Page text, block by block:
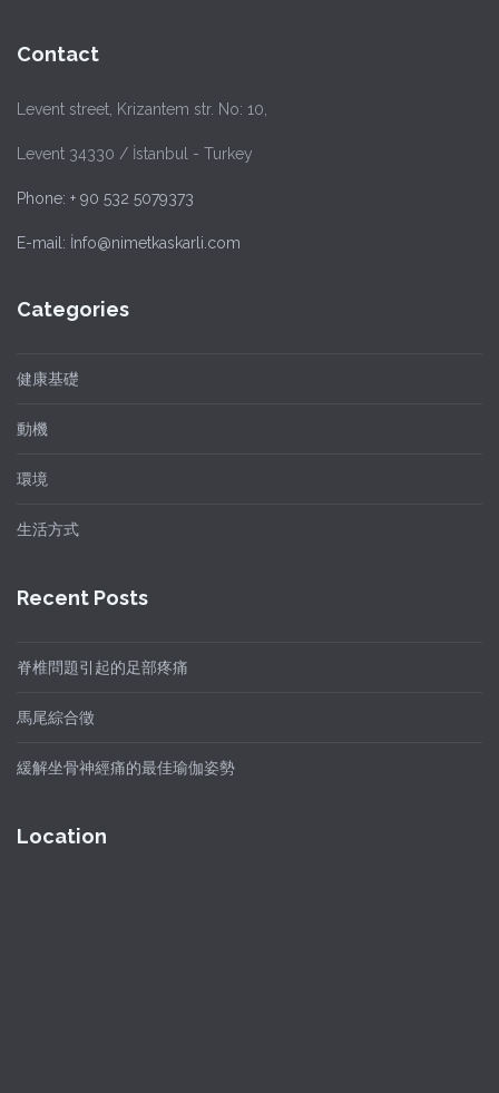
Contact
Levent street, Krizantem str. No: 10,
Levent 34330 / İstanbul - Turkey
Phone: + 90 532 5079373
E-mail: İnfo@nimetkaskarli.com
Categories
健康基礎
動機
環境
生活方式
Recent Posts
脊椎問題引起的足部疼痛
馬尾綜合徵
緩解坐骨神經痛的最佳瑜伽姿勢
Location